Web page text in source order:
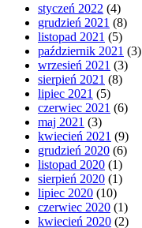
styczeń 2022 (4)
grudzień 2021 (8)
listopad 2021 (5)
październik 2021 (3)
wrzesień 2021 (3)
sierpień 2021 (8)
lipiec 2021 (5)
czerwiec 2021 (6)
maj 2021 (3)
kwiecień 2021 (9)
grudzień 2020 (6)
listopad 2020 (1)
sierpień 2020 (1)
lipiec 2020 (10)
czerwiec 2020 (1)
kwiecień 2020 (2)